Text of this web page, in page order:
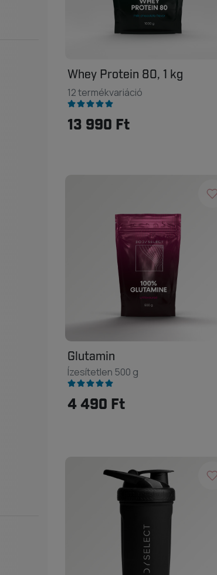
Whey Protein 80, 1 kg
12 termékvariáció
13 990 Ft
Glutamin
Ízesítetlen 500 g
4 490 Ft